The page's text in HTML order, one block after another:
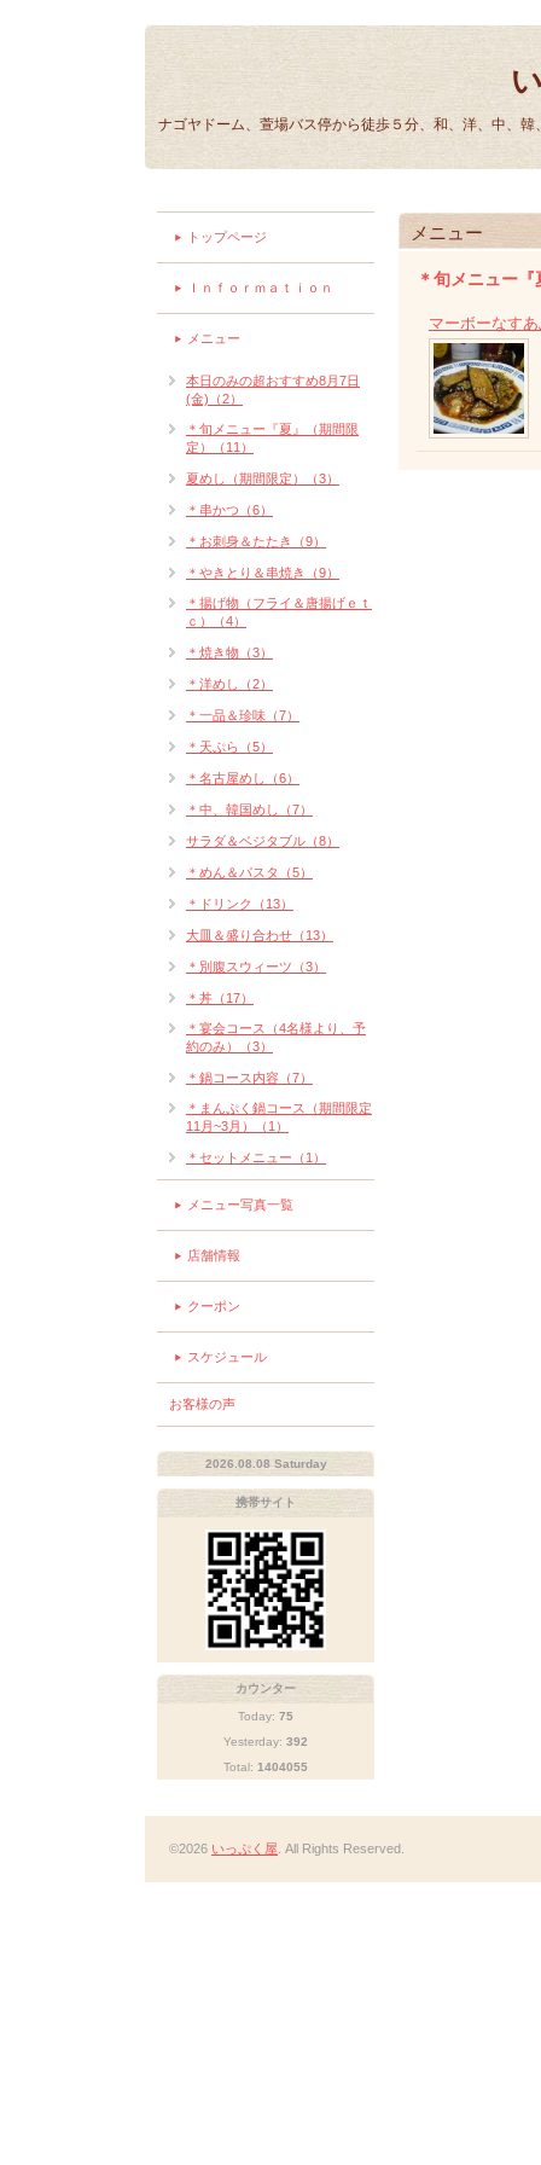
ナゴヤドーム、萱場バス停から徒歩５分、和、洋、中、
メニュー
＊旬メニュー
マーボーなす
トップページ
Ｉｎｆｏｒｍａｔｉｏｎ
メニュー
本日のみの超おすすめ8月7日
(金)（2）
＊旬メニュー『夏』（期間限
定）（11）
夏めし（期間限定）（3）
＊串かつ（6）
＊お刺身＆たたき（9）
＊やきとり＆串焼き（9）
＊揚げ物（フライ＆唐揚げｅｔ
ｃ）（4）
＊焼き物（3）
＊洋めし（2）
＊一品＆珍味（7）
＊天ぷら（5）
＊名古屋めし（6）
＊中、韓国めし（7）
サラダ＆ベジタブル（8）
＊めん＆パスタ（5）
＊ドリンク（13）
大皿＆盛り合わせ（13）
＊別腹スウィーツ（3）
＊丼（17）
＊宴会コース（4名様より、予
約のみ）（3）
＊鍋コース内容（7）
＊まんぷく鍋コース（期間限定
11月~3月）（1）
＊セットメニュー（1）
メニュー写真一覧
店舗情報
クーポン
スケジュール
お客様の声
2026.08.08 Saturday
携帯サイト
カウンター
Today: 75
Yesterday: 392
Total: 1404055
©2026 いっぷく屋 . All Rights Reserved.